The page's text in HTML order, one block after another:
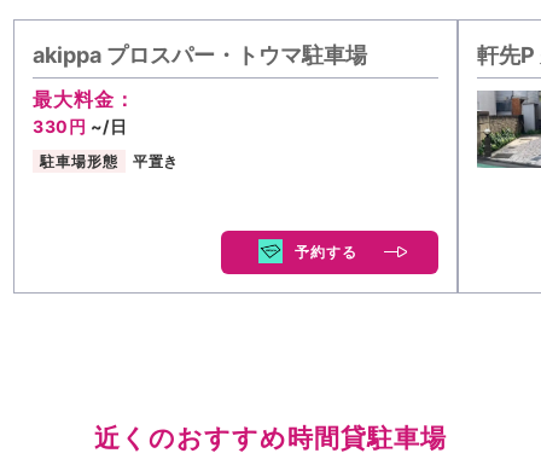
akippa プロスパー・トウマ駐車場
最大料金：
330円 ~/日
駐車場形態 平置き
予約する
軒先P
近くのおすすめ時間貸駐車場